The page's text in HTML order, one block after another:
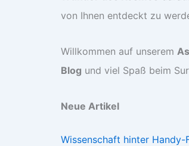
von Ihnen entdeckt zu
Willkommen auf unserem
Blog und viel Spaß beim
Neue Artikel
Wissenschaft hinter Handy-